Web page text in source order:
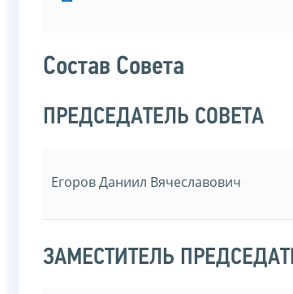
Состав Совета
ПРЕДСЕДАТЕЛЬ СОВЕТА
Егоров Даниил Вячеславович
ЗАМЕСТИТЕЛЬ